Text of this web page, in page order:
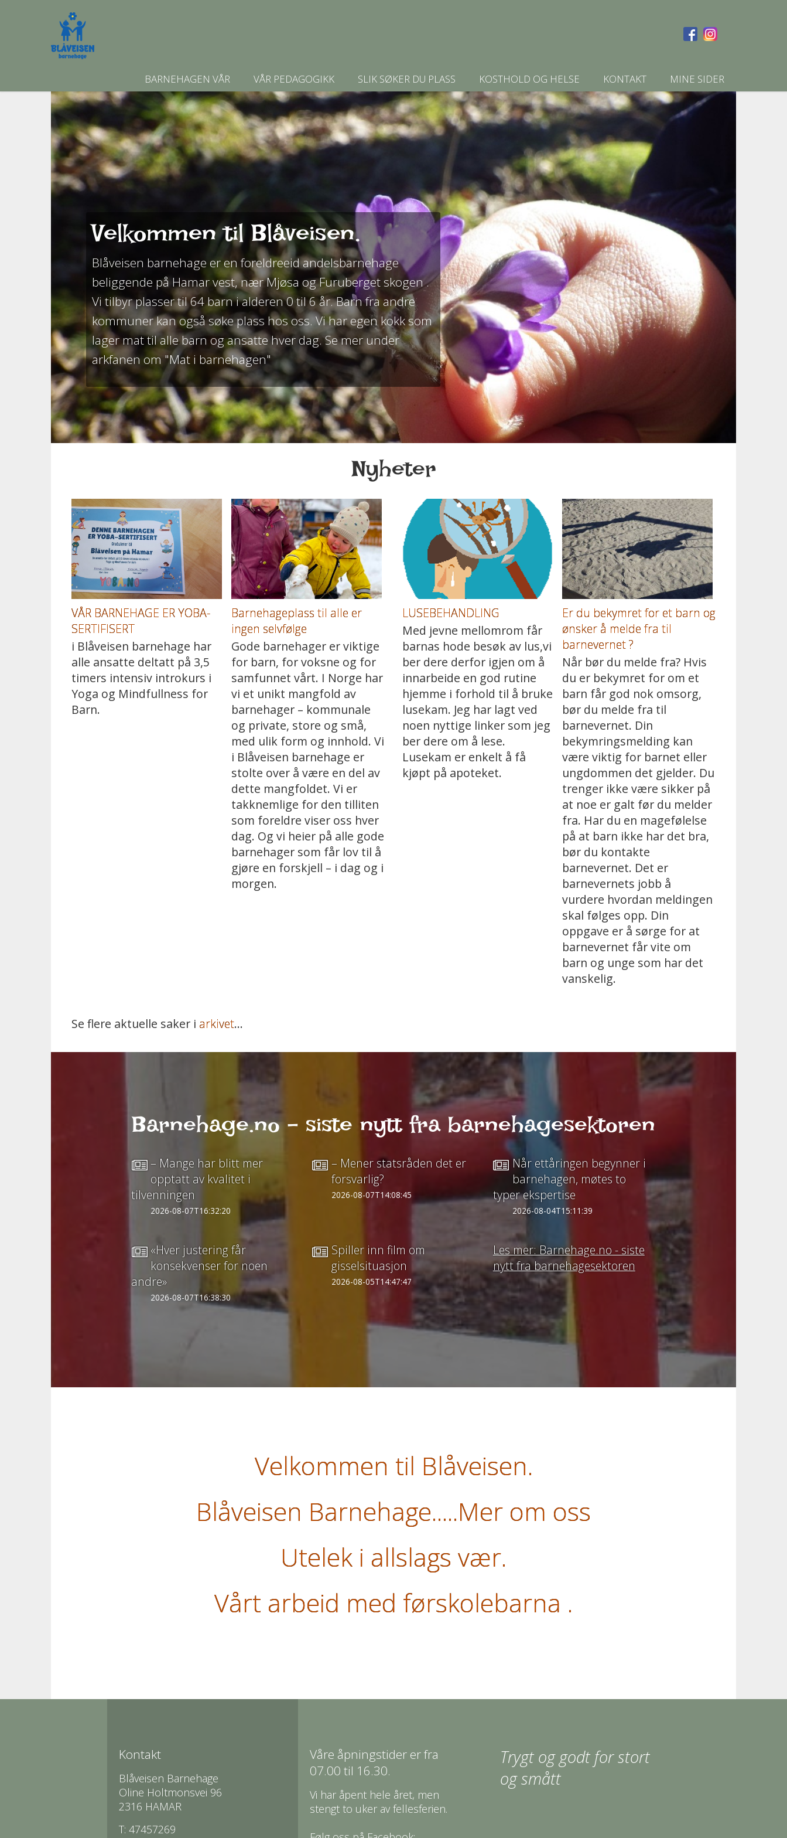
BARNEHAGEN VÅR VÅR PEDAGOGIKK SLIK SØKER DU PLASS KOSTHOLD OG HELSE KONTAKT MINE SIDER
Velkommen til Blåveisen.
Blåveisen barnehage er en foreldreeid andelsbarnehage
beliggende på Hamar vest, nær Mjøsa og Furuberget skogen .
Vi tilbyr plasser til 64 barn i alderen 0 til 6 år. Barn fra andre
kommuner kan også søke plass hos oss. Vi har egen kokk som
lager mat til alle barn og ansatte hver dag. Se mer under
arkfanen om "Mat i barnehagen"
Nyheter
VÅR BARNEHAGE ER YOBA-
SERTIFISERT
i Blåveisen barnehage har
alle ansatte deltatt på 3,5
timers intensiv introkurs i
Yoga og Mindfullness for
Barn.
Barnehageplass til alle er
ingen selvfølge
Gode barnehager er viktige
for barn, for voksne og for
samfunnet vårt. I Norge har
vi et unikt mangfold av
barnehager – kommunale
og private, store og små,
med ulik form og innhold. Vi
i Blåveisen barnehage er
stolte over å være en del av
dette mangfoldet. Vi er
takknemlige for den tilliten
som foreldre viser oss hver
dag. Og vi heier på alle gode
barnehager som får lov til å
gjøre en forskjell – i dag og i
morgen.
LUSEBEHANDLING
Med jevne mellomrom får
barnas hode besøk av lus,vi
ber dere derfor igjen om å
innarbeide en god rutine
hjemme i forhold til å bruke
lusekam. Jeg har lagt ved
noen nyttige linker som jeg
ber dere om å lese.
Lusekam er enkelt å få
kjøpt på apoteket.
Er du bekymret for et barn og
ønsker å melde fra til
barnevernet ?
Når bør du melde fra? Hvis
du er bekymret for om et
barn får god nok omsorg,
bør du melde fra til
barnevernet. Din
bekymringsmelding kan
være viktig for barnet eller
ungdommen det gjelder. Du
trenger ikke være sikker på
at noe er galt før du melder
fra. Har du en magefølelse
på at barn ikke har det bra,
bør du kontakte
barnevernet. Det er
barnevernets jobb å
vurdere hvordan meldingen
skal følges opp. Din
oppgave er å sørge for at
barnevernet får vite om
barn og unge som har det
vanskelig.
Se flere aktuelle saker i arkivet...
Barnehage.no - siste nytt fra barnehagesektoren
– Mange har blitt mer
opptatt av kvalitet i
tilvenningen
2026-08-07T16:32:20
– Mener statsråden det er
forsvarlig?
2026-08-07T14:08:45
Når ettåringen begynner i
barnehagen, møtes to
typer ekspertise
2026-08-04T15:11:39
«Hver justering får
konsekvenser for noen
andre»
2026-08-07T16:38:30
Spiller inn film om
gisselsituasjon
2026-08-05T14:47:47
Les mer: Barnehage.no - siste
nytt fra barnehagesektoren
Velkommen til Blåveisen.
Blåveisen Barnehage.....Mer om oss
Utelek i allslags vær.
Vårt arbeid med førskolebarna .
Kontakt
Blåveisen Barnehage
Oline Holtmonsvei 96
2316 HAMAR
T: 47457269
Våre åpningstider er fra
07.00 til 16.30.
Vi har åpent hele året, men
stengt to uker av fellesferien.
Trygt og godt for stort
og smått